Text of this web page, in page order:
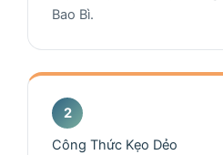
Bao Bì.
Công Thức Kẹo Dẻo